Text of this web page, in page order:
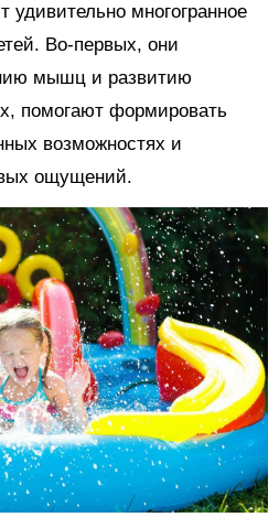
удивительно многогранное
Во-первых, они
мышц и развитию
помогают формировать
возможностях и
ощущений.